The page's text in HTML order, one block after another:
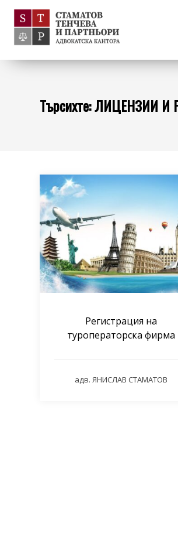
Търсихте: ЛИЦЕНЗИИ И
Регистрация на
туроператорска фирма
адв. ЯНИСЛАВ СТАМАТОВ